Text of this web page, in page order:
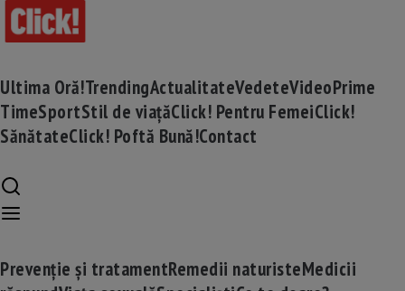
Ultima Oră!TrendingActualitateVedeteVideoPrime
TimeSportStil de viațăClick! Pentru FemeiClick!
SănătateClick! Poftă Bună!Contact
Prevenție și tratamentRemedii naturisteMedicii